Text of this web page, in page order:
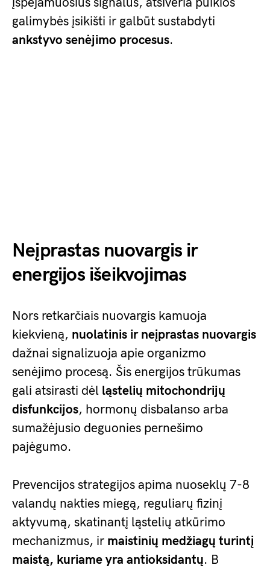
galimybės įsikišti ir galbūt sustabdyti
ankstyvo senėjimo procesus.
Neįprastas nuovargis ir
energijos išeikvojimas
Nors retkarčiais nuovargis kamuoja
kiekvieną, nuolatinis ir neįprastas nuovargis
dažnai signalizuoja apie organizmo
senėjimo procesą. Šis energijos trūkumas
gali atsirasti dėl ląstelių mitochondrijų
disfunkcijos, hormonų disbalanso arba
sumažėjusio deguonies pernešimo
pajėgumo.
Prevencijos strategijos apima nuoseklų 7-8
valandų nakties miegą, reguliarų fizinį
aktyvumą, skatinantį ląstelių atkūrimo
mechanizmus, ir maistinių medžiagų turintį
maistą, kuriame yra antioksidantų. B